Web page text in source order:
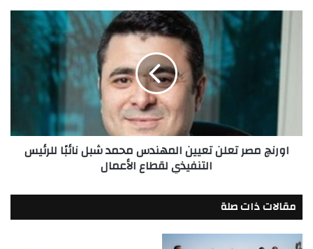
استراتيجيتها
والتوسع
المهندس
للرئيس
التنفيذي
اورنچ مصر تعلن تعيين المهندس محمد شبل نائبًا للرئيس
التنفيذي لقطاع الأعمال
مقالات ذات صلة